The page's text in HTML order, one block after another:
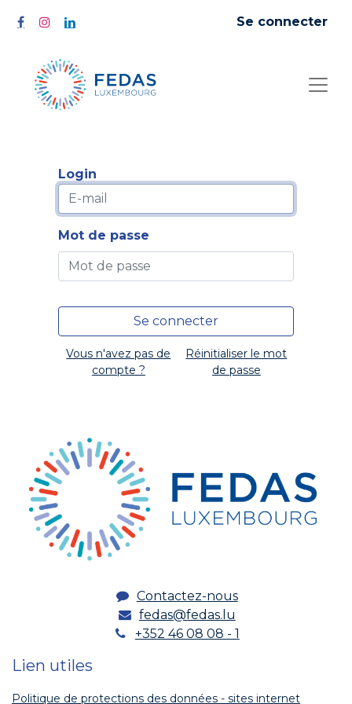
Se connecter
Login
Mot de passe
Se connecter
Vous n'avez pas de
compte ?
Réinitialiser le mot
de passe
Contactez-nous
fedas@fedas.lu
+352 46 08 08 - 1
Lien utiles
Politique de protections des données - sites internet